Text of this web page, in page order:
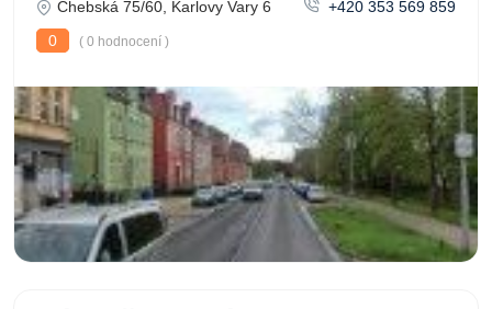
Chebská 75/60, Karlovy Vary 6
+420 353 569 859
0
( 0 hodnocení )